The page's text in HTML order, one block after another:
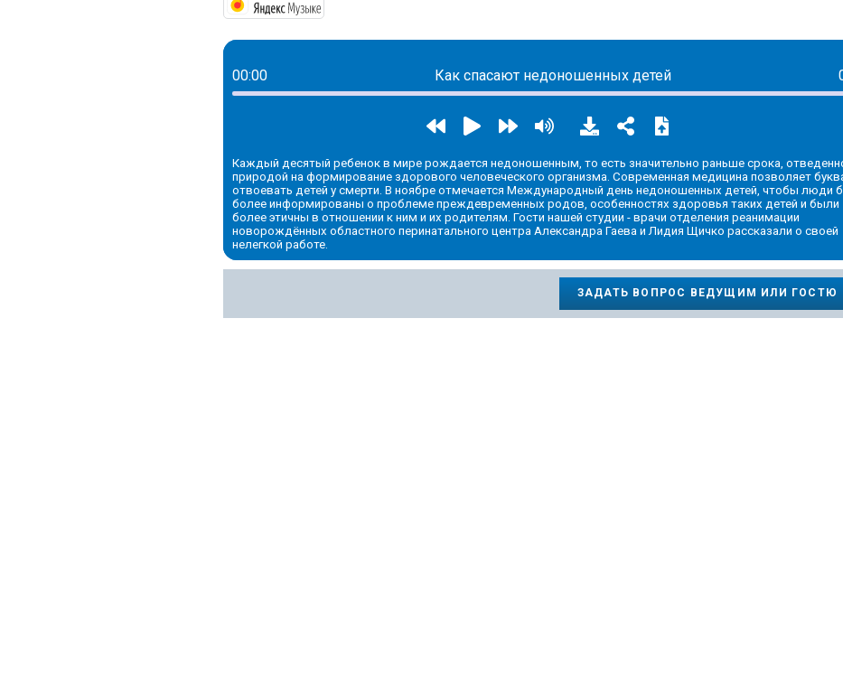
00:00 Как спасают недоношенных детей
Каждый десятый ребенок в мире рождается недоношенным, то есть значительно раньше срока,
природой на формирование здорового человеческого организма. Современная медицина позволяет
отвоевать детей у смерти. В ноябре отмечается Международный день недоношенных детей, чтобы люди
более информированы о проблеме преждевременных родов, особенностях здоровья таких детей и были
более этичны в отношении к ним и их родителям. Гости нашей студии - врачи отделения реанимации
новорождённых областного перинатального центра Александра Гаева и Лидия Щичко рассказали о своей
нелегкой работе.
ЗАДАТЬ ВОПРОС ВЕДУЩИМ ИЛИ ГОСТЮ